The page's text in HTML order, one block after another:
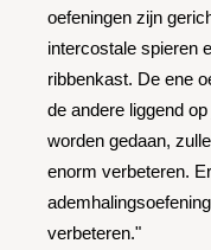
oefeningen zijn
intercostale spieren
ribbenkast. De ene
de andere liggend
worden gedaan,
enorm verbeteren.
verbeteren."